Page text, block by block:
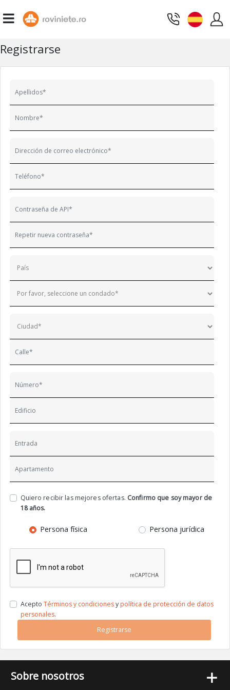
Registrarse
Quiero recibir las mejores ofertas. Confirmo que soy mayor de
18 años.
Persona física Persona jurídica
Acepto Términos y condicionesy política de protección de datos
personales.
Registrarse
Sobre nosotros +